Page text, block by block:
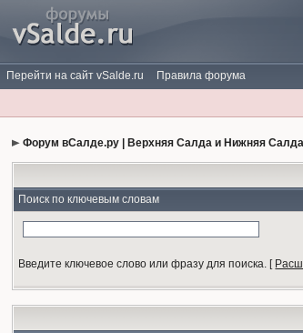
Перейти на сайт vSalde.ru Правила форума
Форум вСалде.ру | Верхняя Салда и Нижняя Салда
Поиск по ключевым словам
Введите ключевое слово или фразу для поиска. [